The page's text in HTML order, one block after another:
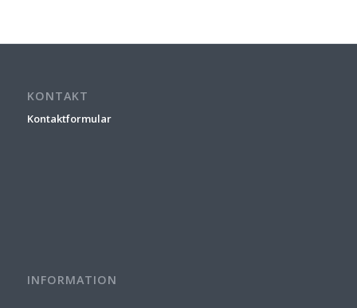
KONTAKT
Kontaktformular
INFORMATION